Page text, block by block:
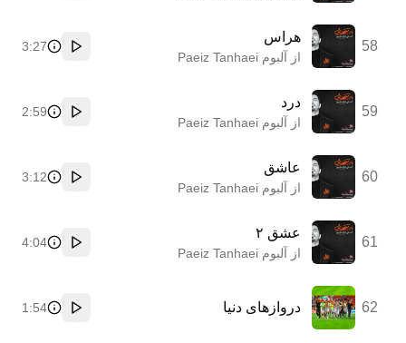
58
هراس
از آلبوم Paeiz Tanhaei پخش
3:27
59
درد
از آلبوم Paeiz Tanhaei پخش
2:59
60
عاشق
از آلبوم Paeiz Tanhaei پخش
3:12
61
عشق ۲
از آلبوم Paeiz Tanhaei پخش
4:04
62 دروازهای دنیا
پخش
1:54